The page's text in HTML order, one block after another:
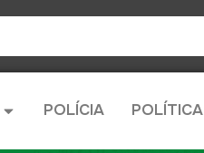
POLÍCIA POLÍTICA